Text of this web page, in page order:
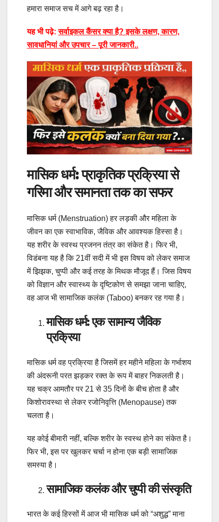
हमारा समाज सच में आगे बढ़ रहा है।
यह भी पढ़े:सर्वाइकल कैंसर क्या है? इसके लक्षण, कारण,
सावधानियां और उपचार – पूरी जानकारी..
मासिक धर्म: प्राकृतिक प्रक्रिया से
गरिमा और समानता तक का सफर
मासिक धर्म (Menstruation) हर लड़की और महिला के
जीवन का एक स्वाभाविक, जैविक और आवश्यक हिस्सा है।
यह शरीर के स्वस्थ प्रजनन तंत्र का संकेत है। फिर भी,
विडंबना यह है कि 21वीं सदी में भी इस विषय को लेकर समाज
में झिझक, चुप्पी और कई तरह के मिथक मौजूद हैं। जिस विषय
को विज्ञान और स्वास्थ्य के दृष्टिकोण से समझा जाना चाहिए,
वह आज भी सामाजिक कलंक (Taboo) बनकर रह गया है।
मासिक धर्म: एक सामान्य जैविक
प्रक्रिया
मासिक धर्म वह प्रक्रिया है जिसमें हर महीने महिला के गर्भाशय
की अंदरूनी परत झड़कर रक्त के रूप में बाहर निकलती है।
यह चक्र आमतौर पर 21 से 35 दिनों के बीच होता है और
किशोरावस्था से लेकर रजोनिवृत्ति (Menopause) तक
चलता है।
यह कोई बीमारी नहीं, बल्कि शरीर के स्वस्थ होने का संकेत है।
फिर भी, इस पर खुलकर चर्चा न होना एक बड़ी सामाजिक
समस्या है।
सामाजिक कलंक और चुप्पी की संस्कृति
भारत के कई हिस्सों में आज भी मासिक धर्म को “अशुद्ध” माना